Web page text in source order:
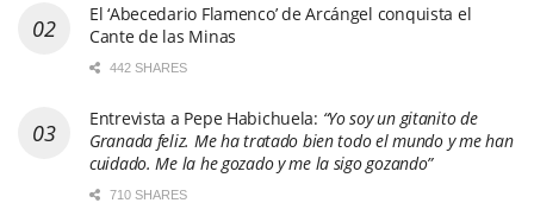
El ‘Abecedario Flamenco’ de Arcángel conquista el
Cante de las Minas
442 SHARES
Entrevista a Pepe Habichuela: “Yo soy un gitanito de
Granada feliz. Me ha tratado bien todo el mundo y me han
cuidado. Me la he gozado y me la sigo gozando”
710 SHARES